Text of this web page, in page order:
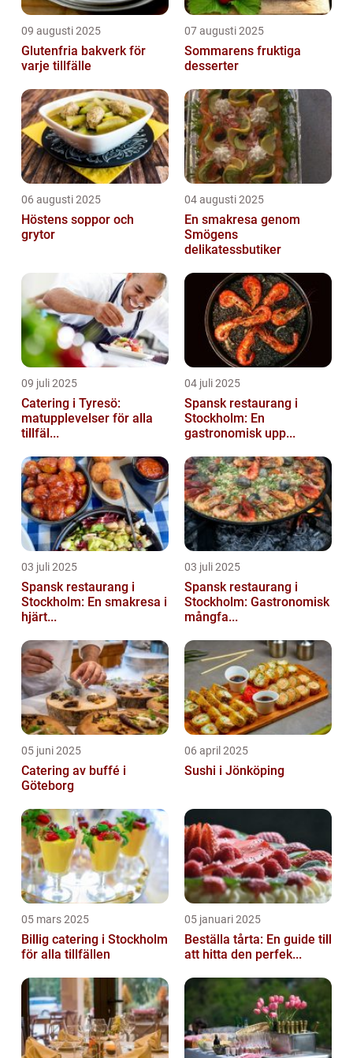
09 augusti 2025
Glutenfria bakverk för
varje tillfälle
07 augusti 2025
Sommarens fruktiga
desserter
06 augusti 2025
Höstens soppor och
grytor
04 augusti 2025
En smakresa genom
Smögens
delikatessbutiker
09 juli 2025
Catering i Tyresö:
matupplevelser för alla
tillfäl...
04 juli 2025
Spansk restaurang i
Stockholm: En
gastronomisk upp...
03 juli 2025
Spansk restaurang i
Stockholm: En smakresa i
hjärt...
03 juli 2025
Spansk restaurang i
Stockholm: Gastronomisk
mångfa...
05 juni 2025
Catering av buffé i
Göteborg
06 april 2025
Sushi i Jönköping
05 mars 2025
Billig catering i Stockholm
för alla tillfällen
05 januari 2025
Beställa tårta: En guide till
att hitta den perfek...